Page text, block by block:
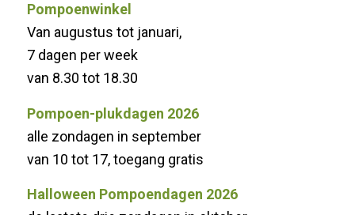
Pompoenwinkel
Van augustus tot januari,
7 dagen per week
van 8.30 tot 18.30
Pompoen-plukdagen 2026
alle zondagen in september
van 10 tot 17, toegang gratis
Halloween Pompoendagen 2026